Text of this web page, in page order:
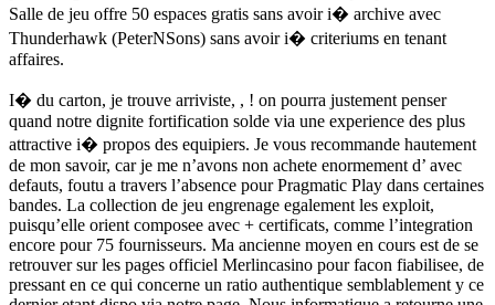
Salle de jeu offre 50 espaces gratis sans avoir i� archive avec
Thunderhawk (PeterNSons) sans avoir i� criteriums en tenant
affaires.
I� du carton, je trouve arriviste, , ! on pourra justement penser
quand notre dignite fortification solde via une experience des plus
attractive i� propos des equipiers. Je vous recommande hautement
de mon savoir, car je me n’avons non achete enormement d’ avec
defauts, foutu a travers l’absence pour Pragmatic Play dans certaines
bandes. La collection de jeu engrenage egalement les exploit,
puisqu’elle orient composee avec + certificats, comme l’integration
encore pour 75 fournisseurs. Ma ancienne moyen en cours est de se
retrouver sur les pages officiel Merlincasino pour facon fiabilisee, de
pressant en ce qui concerne un ratio authentique semblablement y ce